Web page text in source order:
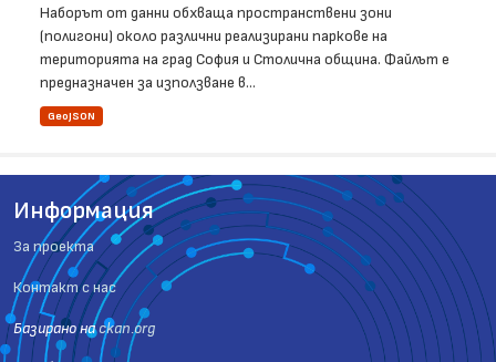
Наборът от данни обхваща пространствени зони
(полигони) около различни реализирани паркове на
територията на град София и Столична община. Файлът е
предназначен за използване в...
GeoJSON
Информация
За проекта
Контакт с нас
Базиранo наckan.org